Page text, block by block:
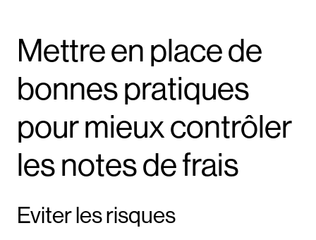
Mettre en place de
bonnes pratiques
pour mieux contrôler
les notes de frais
Eviter les risques